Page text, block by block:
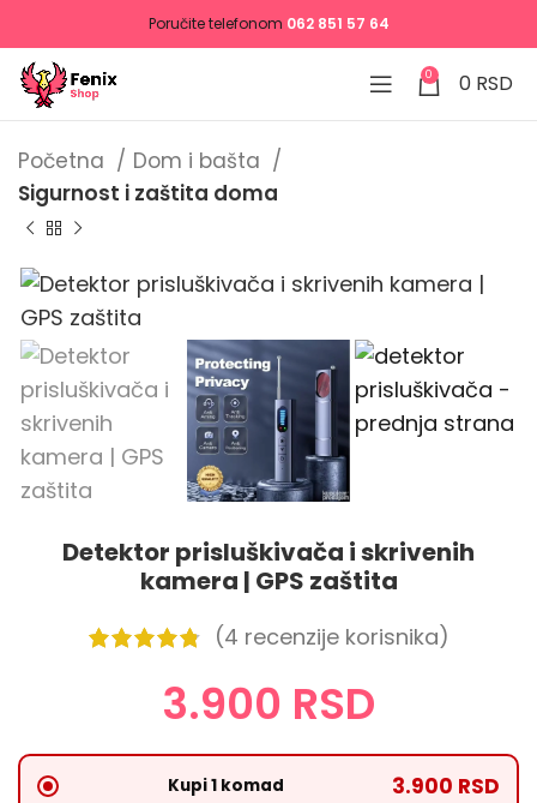
Poručite telefonom 062 851 57 64
0 0 RSD
Početna
Dom i bašta
Sigurnost i zaštita doma
Detektor prisluškivača i skrivenih
kamera | GPS zaštita
(4 recenzije korisnika)
3.900 RSD
Kupi 1 komad 3.900 RSD